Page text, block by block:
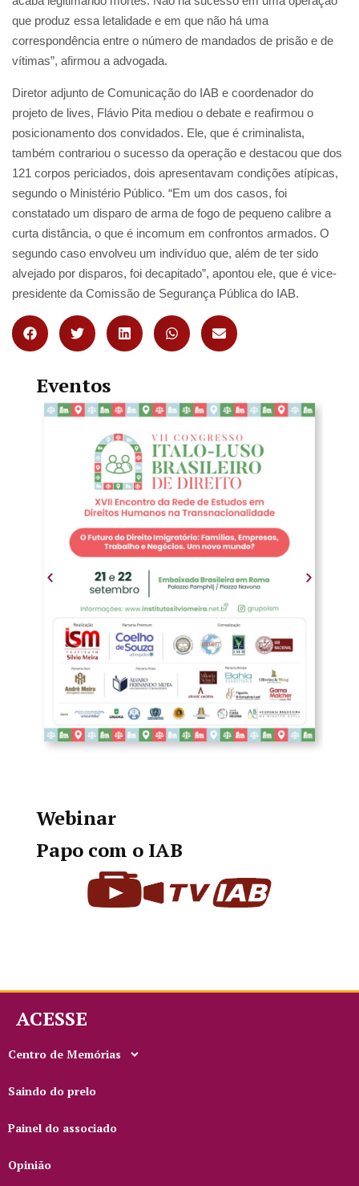
que produz essa letalidade e em que não há uma
correspondência entre o número de mandados de prisão e de
vítimas”, afirmou a advogada.
Diretor adjunto de Comunicação do IAB e coordenador do
projeto de lives, Flávio Pita mediou o debate e reafirmou o
posicionamento dos convidados. Ele, que é criminalista,
também contrariou o sucesso da operação e destacou que dos
121 corpos periciados, dois apresentavam condições atípicas,
segundo o Ministério Público. “Em um dos casos, foi
constatado um disparo de arma de fogo de pequeno calibre a
curta distância, o que é incomum em confrontos armados. O
segundo caso envolveu um indivíduo que, além de ter sido
alvejado por disparos, foi decapitado”, apontou ele, que é vice-
presidente da Comissão de Segurança Pública do IAB.
Eventos
Webinar
Papo com o IAB
ACESSE
Centro de Memórias
Saindo do prelo
Painel do associado
Opinião